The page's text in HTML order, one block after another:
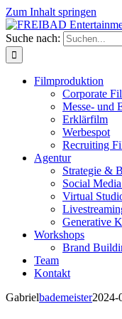
Zum Inhalt springen
Suche nach:
Filmproduktion
Corporate
Messe- und
Erklärfilm
Werbespot
Recruiting
Agentur
Strategie &
Social
Virtual
Generative
Workshops
Brand
Team
Kontakt
Gabrielbademeister2024-